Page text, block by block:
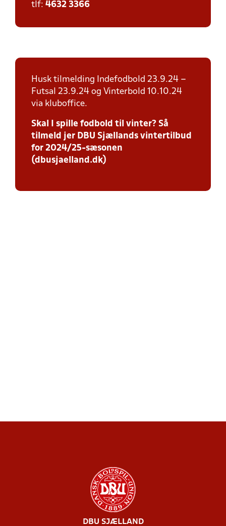
tlf: 4632 3366
Husk tilmelding Indefodbold 23.9.24 –
Futsal 23.9.24 og Vinterbold 10.10.24
via kluboffice.
Skal I spille fodbold til vinter? Så
tilmeld jer DBU Sjællands vintertilbud
for 2024/25-sæsonen
(dbusjaelland.dk)
DBU SJÆLLAND